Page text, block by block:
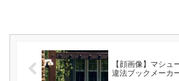
【顔画像】マシュ
違法ブックメーカ